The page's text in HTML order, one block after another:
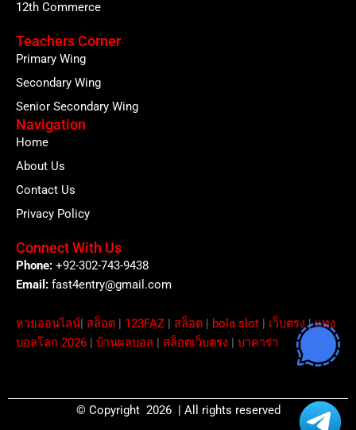
12th Commerce
Teachers Corner
Primary Wing
Secondary Wing
Senior Secondary Wing
Navigation
Home
About Us
Contact Us
Privacy Policy
Connect With Us
Phone: +92-302-743-9438
Email: fast4entry@gmail.com
หวยออนไลน์ สล็อต 123FAZ สล็อต bola slot เว็บตรง|แทง
บอลโลก 2026
บ้านผลบอล สล็อตเว็บตรง บาคาร่า
© Copyright 2026 | All rights reserved